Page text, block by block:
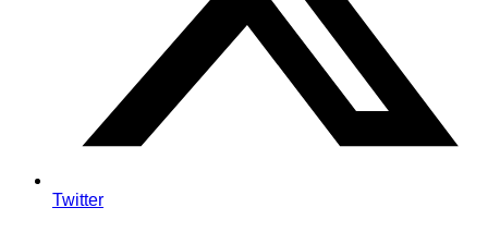
Twitter